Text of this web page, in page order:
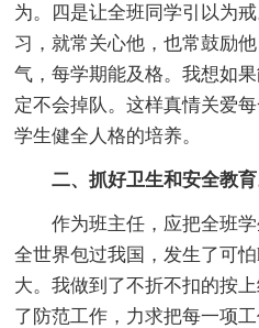
为。四是让全班同学引以为
习，就常关心他，也常鼓励
气，每学期能及格。我想如
定不会掉队。这样真情关爱
学生健全人格的培养。
二、抓好卫生和安全教育
作为班主任，应把全班学
全世界包过我国，发生了可
大。我做到了不折不扣的按
了防范工作，力求把每一项